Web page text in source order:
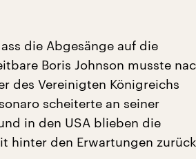
die Abgesänge auf die
Boris Johnson musste
des Vereinigten Königreichs
scheiterte an seiner
in den USA blieben die
hinter den Erwartungen